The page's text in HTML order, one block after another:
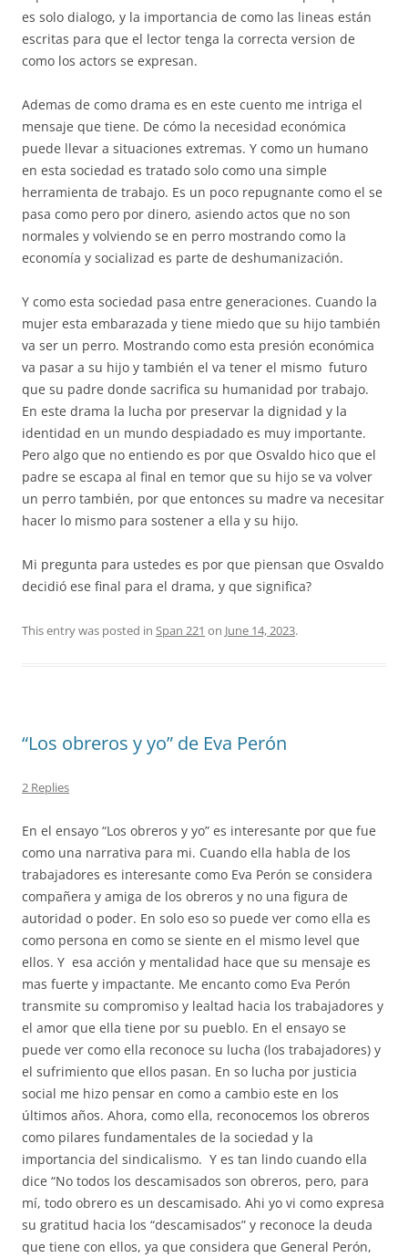
es solo dialogo, y la importancia de como las lineas están
escritas para que el lector tenga la correcta version de
como los actors se expresan.
Ademas de como drama es en este cuento me intriga el
mensaje que tiene. De cómo la necesidad económica
puede llevar a situaciones extremas. Y como un humano
en esta sociedad es tratado solo como una simple
herramienta de trabajo. Es un poco repugnante como el se
pasa como pero por dinero, asiendo actos que no son
normales y volviendo se en perro mostrando como la
economía y socializad es parte de deshumanización.
Y como esta sociedad pasa entre generaciones. Cuando la
mujer esta embarazada y tiene miedo que su hijo también
va ser un perro. Mostrando como esta presión económica
va pasar a su hijo y también el va tener el mismo futuro
que su padre donde sacrifica su humanidad por trabajo.
En este drama la lucha por preservar la dignidad y la
identidad en un mundo despiadado es muy importante.
Pero algo que no entiendo es por que Osvaldo hico que el
padre se escapa al final en temor que su hijo se va volver
un perro también, por que entonces su madre va necesitar
hacer lo mismo para sostener a ella y su hijo.
Mi pregunta para ustedes es por que piensan que Osvaldo
decidió ese final para el drama, y que significa?
This entry was posted in Span 221 on June 14, 2023.
“Los obreros y yo” de Eva Perón
2 Replies
En el ensayo “Los obreros y yo” es interesante por que fue
como una narrativa para mi. Cuando ella habla de los
trabajadores es interesante como Eva Perón se considera
compañera y amiga de los obreros y no una figura de
autoridad o poder. En solo eso so puede ver como ella es
como persona en como se siente en el mismo level que
ellos. Y esa acción y mentalidad hace que su mensaje es
mas fuerte y impactante. Me encanto como Eva Perón
transmite su compromiso y lealtad hacia los trabajadores y
el amor que ella tiene por su pueblo. En el ensayo se
puede ver como ella reconoce su lucha (los trabajadores) y
el sufrimiento que ellos pasan. En so lucha por justicia
social me hizo pensar en como a cambio este en los
últimos años. Ahora, como ella, reconocemos los obreros
como pilares fundamentales de la sociedad y la
importancia del sindicalismo. Y es tan lindo cuando ella
dice “No todos los descamisados son obreros, pero, para
mí, todo obrero es un descamisado. Ahi yo vi como expresa
su gratitud hacia los “descamisados” y reconoce la deuda
que tiene con ellos, ya que considera que General Perón,